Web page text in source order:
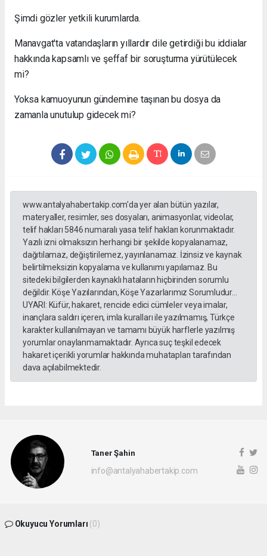
Şimdi gözler yetkili kurumlarda.
Manavgat'ta vatandaşların yıllardır dile getirdiği bu iddialar
hakkında kapsamlı ve şeffaf bir soruşturma yürütülecek
mi?
Yoksa kamuoyunun gündemine taşınan bu dosya da
zamanla unutulup gidecek mi?
www.antalyahabertakip.com'da yer alan bütün yazılar,
materyaller, resimler, ses dosyaları, animasyonlar, videolar,
telif hakları 5846 numaralı yasa telif hakları korunmaktadır.
Yazılı izni olmaksızın herhangi bir şekilde kopyalanamaz,
dağıtılamaz, değiştirilemez, yayınlanamaz. İzinsiz ve kaynak
belirtilmeksizin kopyalama ve kullanımı yapılamaz. Bu
sitedeki bilgilerden kaynaklı hataların hiçbirinden sorumlu
değildir. Köşe Yazılarından, Köşe Yazarlarımız Sorumludur...
UYARI: Küfür, hakaret, rencide edici cümleler veya imalar,
inançlara saldırı içeren, imla kuralları ile yazılmamış, Türkçe
karakter kullanılmayan ve tamamı büyük harflerle yazılmış
yorumlar onaylanmamaktadır. Ayrıca suç teşkil edecek
hakaret içerikli yorumlar hakkında muhatapları tarafından
dava açılabilmektedir.
Taner Şahin
info@antalyahabertakip.com
Okuyucu Yorumları (0)